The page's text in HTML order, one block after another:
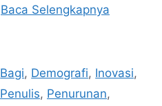
Baca Selengkapnya
Bagi, Demografi, Inovasi,
Penulis, Penurunan,